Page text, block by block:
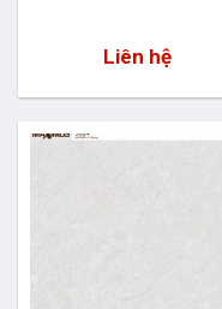
Liên hệ